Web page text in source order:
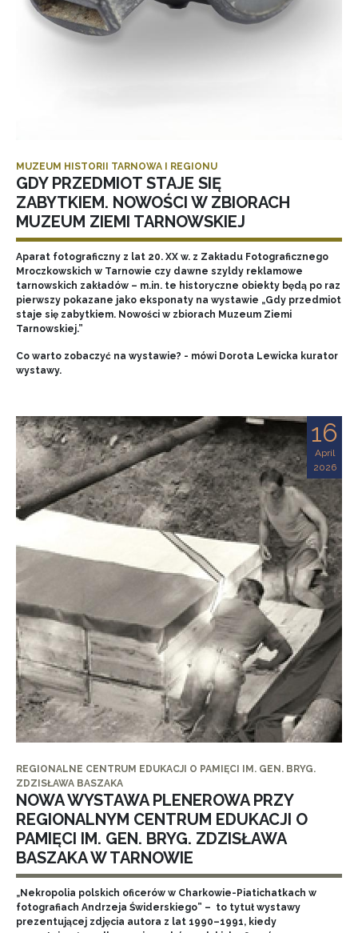
MUZEUM HISTORII TARNOWA I REGIONU
GDY PRZEDMIOT STAJE SIĘ
ZABYTKIEM. NOWOŚCI W ZBIORACH
MUZEUM ZIEMI TARNOWSKIEJ
Aparat fotograficzny z lat 20. XX w. z Zakładu Fotograficznego
Mroczkowskich w Tarnowie czy dawne szyldy reklamowe
tarnowskich zakładów – m.in. te historyczne obiekty będą po raz
pierwszy pokazane jako eksponaty na wystawie „Gdy przedmiot
staje się zabytkiem. Nowości w zbiorach Muzeum Ziemi
Tarnowskiej.”
Co warto zobaczyć na wystawie? - mówi Dorota Lewicka kurator
wystawy.
16
April
2026
REGIONALNE CENTRUM EDUKACJI O PAMIĘCI IM. GEN. BRYG.
ZDZISŁAWA BASZAKA
NOWA WYSTAWA PLENEROWA PRZY
REGIONALNYM CENTRUM EDUKACJI O
PAMIĘCI IM. GEN. BRYG. ZDZISŁAWA
BASZAKA W TARNOWIE
„Nekropolia polskich oficerów w Charkowie-Piatichatkach w
fotografiach Andrzeja Świderskiego” – to tytuł wystawy
prezentującej zdjęcia autora z lat 1990–1991, kiedy